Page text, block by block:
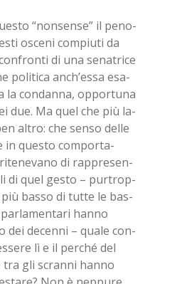
“non­sen­se” il pe­no­
osce­ni com­piu­ti da
di una se­na­tri­ce
po­li­ti­ca an­ch’es­sa esa­
la con­dan­na, op­por­tu­na
due. Ma quel che più la­
al­tro: che sen­so del­le
in que­sto com­por­ta­
di rap­pre­sen­
di quel ge­sto – pur­trop­
bas­so di tut­te le bas­
han­no
dei de­cen­ni – qua­le con­
lì e il per­ché del
gli scran­ni han­no